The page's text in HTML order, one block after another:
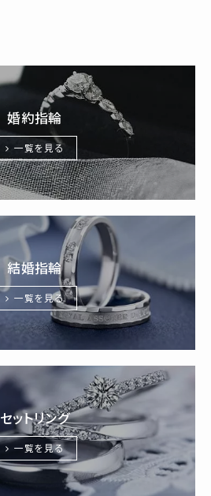
婚約指輪
一覧を見る
結婚指輪
一覧を見る
セットリング
一覧を見る